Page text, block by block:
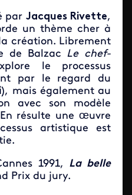
par Jacques Rivette,
un thème cher à
création. Librement
de Balzac Le chef-
le processus
par le regard du
), mais également au
avec son modèle
résulte une œuvre
artistique est
1991, La belle
Prix du jury.